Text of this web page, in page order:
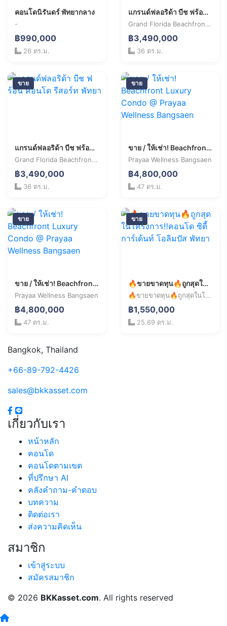
−
คอนโดนิรันดร์ พัทยากลาง
-
฿990,000
26 ตร.ม.
แกรนด์ฟลอริด้า บีช ฟร้อน คอนโด รีสอร์ท พัทยา หาดนาจอมเทียน
Grand Florida Beachfront Condo Resort Pattaya
฿3,490,000
36 ตร.ม.
ขาย
แกรนด์ฟลอริด้า บีช ฟร้อน คอนโด รีสอร์ท พัทยา
Grand Florida Beachfront Condo Resort Pattaya
฿3,490,000
36 ตร.ม.
ขาย
ขาย / ให้เช่า! Beachfront Luxury Condo @ Prayaa Wellness Bangsaen
Prayaa Wellness Bangsaen
฿4,800,000
47 ตร.ม.
ขาย
ขาย / ให้เช่า! Beachfront Luxury Condo @ Prayaa Wellness Bangsaen
Prayaa Wellness Bangsaen
฿4,800,000
47 ตร.ม.
ขาย
🔥ขายขาดทุน🔥ถูกสุดในโครงการ‼️คอนโด ซิตี้ การ์เด้นท์ โอลิมปัส พัทยา
🔥ขายขาดทุน🔥ถูกสุดในโครงการ‼️คอนโด ซิตี้ การ์เด้นท์ โอลิมปัส พัทยา
฿1,550,000
25.69 ตร.ม.
Bangkok, Thailand
+66-89-792-4426
sales@bkkasset.com
เกี่ยวกับเรา
หน้าหลัก
คอนโด
คอนโดตามเขต
ที่ปรึกษา AI
คลังคำถาม-คำตอบ
บทความ
ติดต่อเรา
ส่งความคิดเห็น
สมาชิก
เข้าสู่ระบบ
สมัครสมาชิก
© 2026 BKKasset.com. All rights reserved